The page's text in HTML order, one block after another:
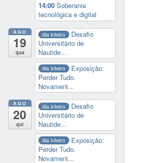
14:00 Soberania
tecnológica e digital
AGO
19
qua
dia inteiro
Desafio
Universitário de
Nautide...
dia inteiro
Exposição:
Perder Tudo.
Novament...
AGO
20
qui
dia inteiro
Desafio
Universitário de
Nautide...
dia inteiro
Exposição:
Perder Tudo.
Novament...